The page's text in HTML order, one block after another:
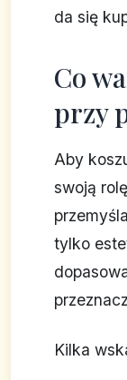
da się
Co
przy
Aby
swoją
tylko
Kilka